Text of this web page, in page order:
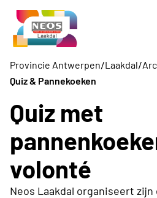
Provincie Antwerpen/Laakdal/
Quiz & Pannekoeken
Quiz met
volonté
Neos Laakdal organiseert